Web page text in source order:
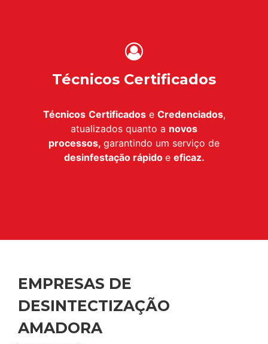
Técnicos Certificados
Técnicos Certificadose Credenciados,
atualizados quanto a novos
processos, garantindo um serviço de
desinfestaçãorápido e eficaz.
EMPRESAS DE
DESINTECTIZAÇÃO
AMADORA